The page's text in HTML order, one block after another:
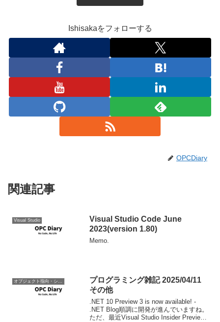
Ishisakaをフォローする
OPCDiary
関連記事
Visual Studio
Visual Studio Code June
2023(version 1.80)
Memo.
プログラミング雑記 2025/04/11
その他
.NET 10 Preview 3 is now available! -
.NET Blog順調に開発が進んでいますね。
ただ、最近Visual Studio Insider Preview